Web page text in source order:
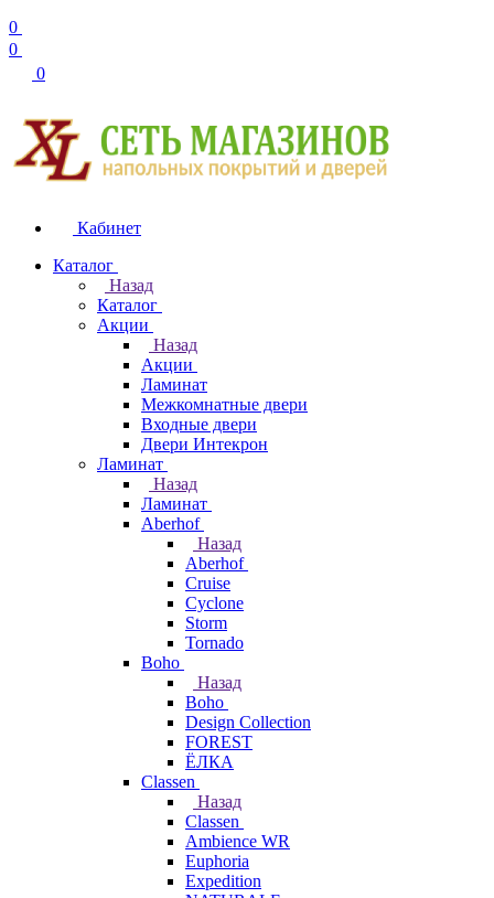
0
0
0
Кабинет
Каталог
Назад
Каталог
Акции
Назад
Акции
Ламинат
Межкомнатные двери
Входные двери
Двери Интекрон
Ламинат
Назад
Ламинат
Aberhof
Назад
Aberhof
Cruise
Cyclone
Storm
Tornado
Boho
Назад
Boho
Design Collection
FOREST
ЁЛКА
Classen
Назад
Classen
Ambience WR
Euphoria
Expedition